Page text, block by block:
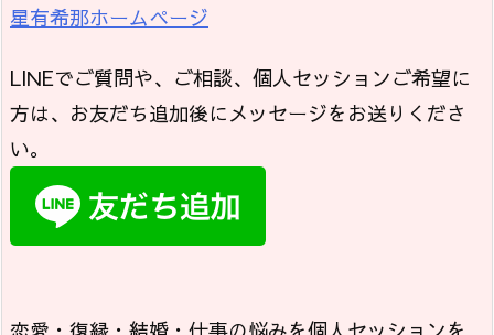
星有希那ホームページ
LINEでご質問や、ご相談、個人セッションご希望に
方は、お友だち追加後にメッセージをお送りくださ
い。